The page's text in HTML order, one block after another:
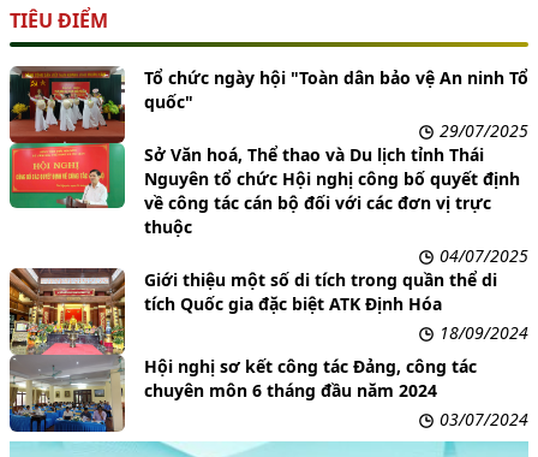
TIÊU ĐIỂM
Tổ chức ngày hội "Toàn dân bảo vệ An ninh Tổ
quốc"
29/07/2025
Sở Văn hoá, Thể thao và Du lịch tỉnh Thái
Nguyên tổ chức Hội nghị công bố quyết định
về công tác cán bộ đối với các đơn vị trực
thuộc
04/07/2025
Giới thiệu một số di tích trong quần thể di
tích Quốc gia đặc biệt ATK Định Hóa
18/09/2024
Hội nghị sơ kết công tác Đảng, công tác
chuyên môn 6 tháng đầu năm 2024
03/07/2024